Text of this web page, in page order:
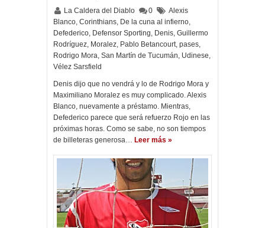
La Caldera del Diablo 0
Alexis
Blanco, Corinthians, De la cuna al infierno,
Defederico, Defensor Sporting, Denis, Guillermo
Rodríguez, Moralez, Pablo Betancourt, pases,
Rodrigo Mora, San Martín de Tucumán, Udinese,
Vélez Sarsfield
Denis dijo que no vendrá y lo de Rodrigo Mora y
Maximiliano Moralez es muy complicado. Alexis
Blanco, nuevamente a préstamo. Mientras,
Defederico parece que será refuerzo Rojo en las
próximas horas. Como se sabe, no son tiempos
de billeteras generosa… Leer más »